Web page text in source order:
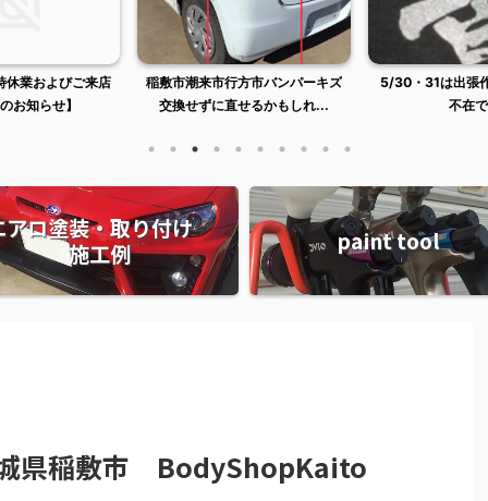
稲敷市潮来市行方市バンパーキズ
交換せずに直せるかもしれ...
5/30・31は出張作業のため店舗
アロ塗装・取り付け
施工例
paint tool
稲敷市 BodyShopKaito